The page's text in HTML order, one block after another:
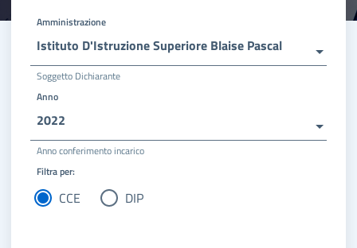
Amministrazione
Istituto D'Istruzione Superiore Blaise Pascal
Soggetto Dichiarante
Anno
2022
Anno conferimento incarico
Filtra per:
CCE DIP